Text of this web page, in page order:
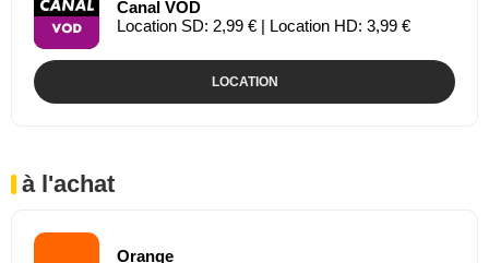
Canal VOD
Location SD: 2,99 € | Location HD: 3,99 €
LOCATION
à l'achat
Orange